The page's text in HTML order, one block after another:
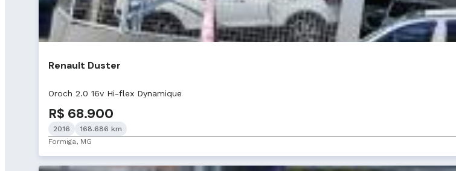
Renault Duster
Oroch 2.0 16v Hi-flex Dynamique
R$ 68.900
2016
168.686 km
Formiga, MG